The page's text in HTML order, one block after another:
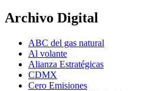
Archivo Digital
ABC del gas natural
Al volante
Alianza Estratégicas
CDMX
Cero Emisiones